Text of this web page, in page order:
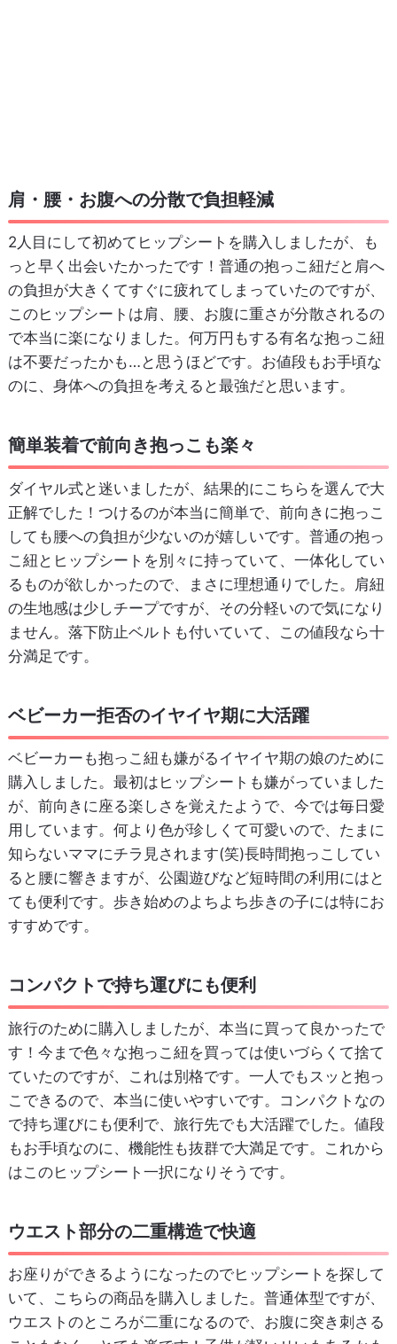
肩・腰・お腹への分散で負担軽減
2人目にして初めてヒップシートを購入しましたが、も
っと早く出会いたかったです！普通の抱っこ紐だと肩へ
の負担が大きくてすぐに疲れてしまっていたのですが、
このヒップシートは肩、腰、お腹に重さが分散されるの
で本当に楽になりました。何万円もする有名な抱っこ紐
は不要だったかも…と思うほどです。お値段もお手頃な
のに、身体への負担を考えると最強だと思います。
簡単装着で前向き抱っこも楽々
ダイヤル式と迷いましたが、結果的にこちらを選んで大
正解でした！つけるのが本当に簡単で、前向きに抱っこ
しても腰への負担が少ないのが嬉しいです。普通の抱っ
こ紐とヒップシートを別々に持っていて、一体化してい
るものが欲しかったので、まさに理想通りでした。肩紐
の生地感は少しチープですが、その分軽いので気になり
ません。落下防止ベルトも付いていて、この値段なら十
分満足です。
ベビーカー拒否のイヤイヤ期に大活躍
ベビーカーも抱っこ紐も嫌がるイヤイヤ期の娘のために
購入しました。最初はヒップシートも嫌がっていました
が、前向きに座る楽しさを覚えたようで、今では毎日愛
用しています。何より色が珍しくて可愛いので、たまに
知らないママにチラ見されます(笑)長時間抱っこしてい
ると腰に響きますが、公園遊びなど短時間の利用にはと
ても便利です。歩き始めのよちよち歩きの子には特にお
すすめです。
コンパクトで持ち運びにも便利
旅行のために購入しましたが、本当に買って良かったで
す！今まで色々な抱っこ紐を買っては使いづらくて捨て
ていたのですが、これは別格です。一人でもスッと抱っ
こできるので、本当に使いやすいです。コンパクトなの
で持ち運びにも便利で、旅行先でも大活躍でした。値段
もお手頃なのに、機能性も抜群で大満足です。これから
はこのヒップシート一択になりそうです。
ウエスト部分の二重構造で快適
お座りができるようになったのでヒップシートを探して
いて、こちらの商品を購入しました。普通体型ですが、
ウエストのところが二重になるので、お腹に突き刺さる